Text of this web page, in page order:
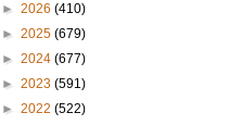
► 2026 (410)
► 2025 (679)
► 2024 (677)
► 2023 (591)
► 2022 (522)